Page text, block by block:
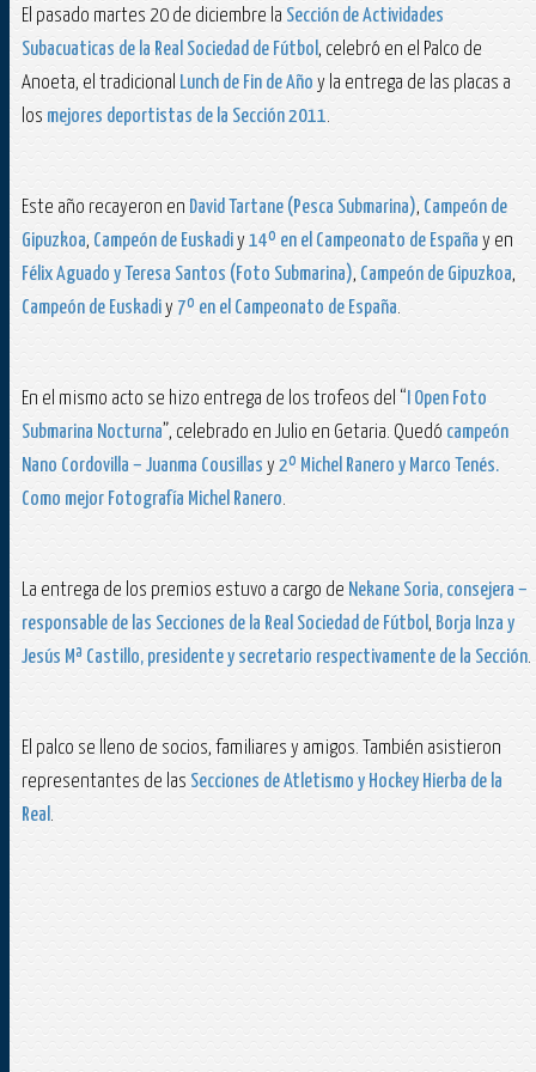
El pasado martes 20 de diciembre la Sección de Actividades
Subacuaticas de la Real Sociedad de Fútbol , celebró en el Palco de
Anoeta, el tradicional Lunch de Fin de Año y la entrega de las placas a
los mejores deportistas de la Sección 2011.
Este año recayeron en David Tartane (Pesca Submarina), Campeón de
Gipuzkoa, Campeón de Euskadiy14º en el Campeonato de España y en
Félix Aguado y Teresa Santos (Foto Submarina), Campeón de Gipuzkoa,
Campeón de Euskadiy 7º en el Campeonato de España.
En el mismo acto se hizo entrega de los trofeos del “ I Open Foto
Submarina Nocturna”, celebrado en Julio en Getaria. Quedó campeón
Nano Cordovilla – Juanma Cousillas y 2º Michel Ranero y Marco Tenés.
Como mejor Fotografía Michel Ranero.
La entrega de los premios estuvo a cargo de Nekane Soria, consejera –
responsable de las Secciones de la Real Sociedad de Fútbol , Borja Inza y
Jesús Mª Castillo, presidente y secretario respectivamente de la Sección.
El palco se lleno de socios, familiares y amigos. También asistieron
representantes de las Secciones de Atletismo y Hockey Hierba de la
Real .